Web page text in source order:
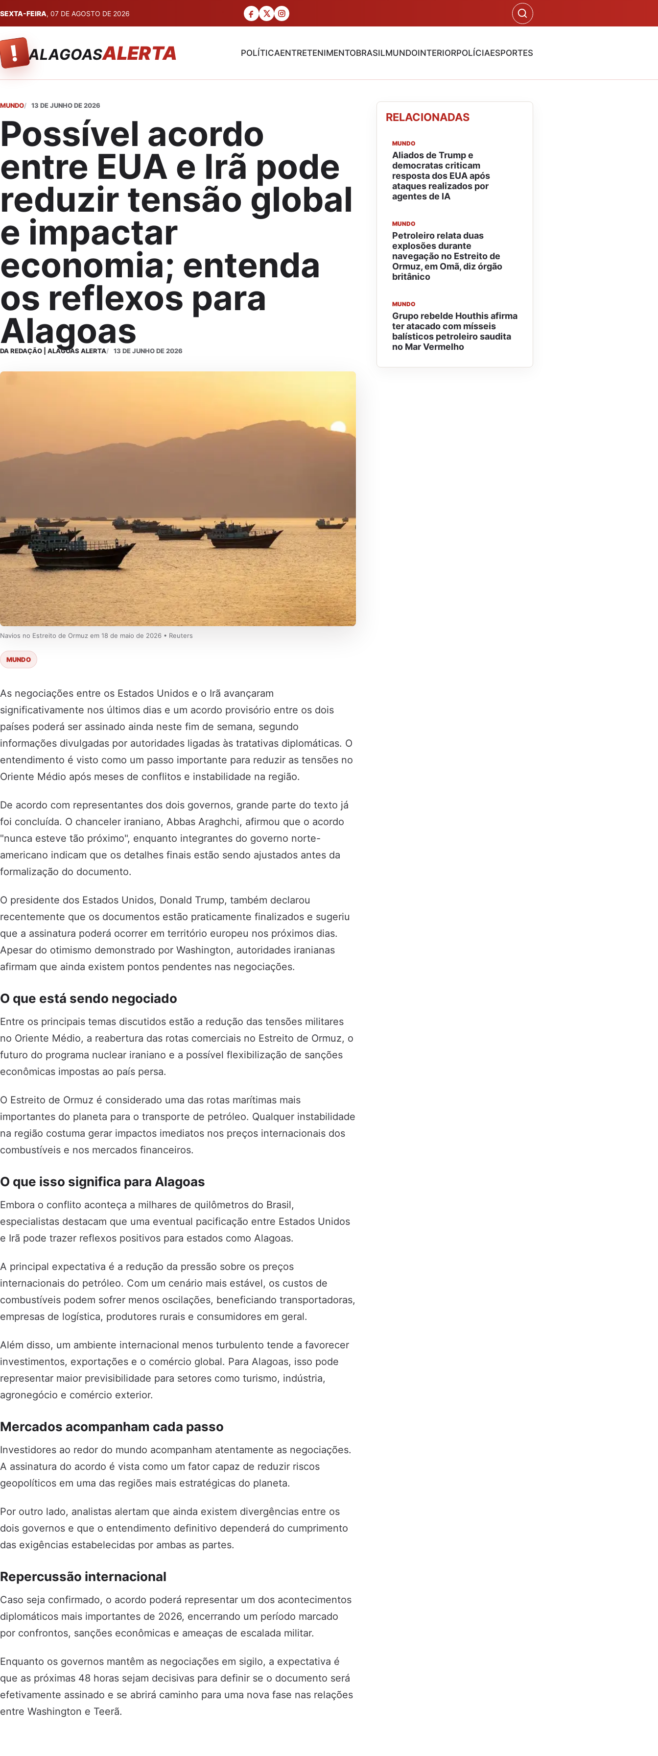
SEXTA-FEIRA, 07 DE AGOSTO DE 2026
! ALAGOASALERTA POLÍTICAENTRETENIMENTOBRASILMUNDOINTERIORPOLÍCIAESPORTES
MUNDO 13 DE JUNHO DE 2026
Possível acordo
entre EUA e Irã pode
reduzir tensão global
e impactar
economia; entenda
os reflexos para
Alagoas
DA REDAÇÃO | ALAGOAS ALERTA 13 DE JUNHO DE 2026
Navios no Estreito de Ormuz em 18 de maio de 2026 • Reuters
MUNDO
As negociações entre os Estados Unidos e o Irã avançaram
significativamente nos últimos dias e um acordo provisório entre os dois
países poderá ser assinado ainda neste fim de semana, segundo
informações divulgadas por autoridades ligadas às tratativas diplomáticas. O
entendimento é visto como um passo importante para reduzir as tensões no
Oriente Médio após meses de conflitos e instabilidade na região.
De acordo com representantes dos dois governos, grande parte do texto já
foi concluída. O chanceler iraniano, Abbas Araghchi, afirmou que o acordo
"nunca esteve tão próximo", enquanto integrantes do governo norte-
americano indicam que os detalhes finais estão sendo ajustados antes da
formalização do documento.
O presidente dos Estados Unidos, Donald Trump, também declarou
recentemente que os documentos estão praticamente finalizados e sugeriu
que a assinatura poderá ocorrer em território europeu nos próximos dias.
Apesar do otimismo demonstrado por Washington, autoridades iranianas
afirmam que ainda existem pontos pendentes nas negociações.
O que está sendo negociado
Entre os principais temas discutidos estão a redução das tensões militares
no Oriente Médio, a reabertura das rotas comerciais no Estreito de Ormuz, o
futuro do programa nuclear iraniano e a possível flexibilização de sanções
econômicas impostas ao país persa.
O Estreito de Ormuz é considerado uma das rotas marítimas mais
importantes do planeta para o transporte de petróleo. Qualquer instabilidade
na região costuma gerar impactos imediatos nos preços internacionais dos
combustíveis e nos mercados financeiros.
O que isso significa para Alagoas
Embora o conflito aconteça a milhares de quilômetros do Brasil,
especialistas destacam que uma eventual pacificação entre Estados Unidos
e Irã pode trazer reflexos positivos para estados como Alagoas.
A principal expectativa é a redução da pressão sobre os preços
internacionais do petróleo. Com um cenário mais estável, os custos de
combustíveis podem sofrer menos oscilações, beneficiando transportadoras,
empresas de logística, produtores rurais e consumidores em geral.
Além disso, um ambiente internacional menos turbulento tende a favorecer
investimentos, exportações e o comércio global. Para Alagoas, isso pode
representar maior previsibilidade para setores como turismo, indústria,
agronegócio e comércio exterior.
Mercados acompanham cada passo
Investidores ao redor do mundo acompanham atentamente as negociações.
A assinatura do acordo é vista como um fator capaz de reduzir riscos
geopolíticos em uma das regiões mais estratégicas do planeta.
Por outro lado, analistas alertam que ainda existem divergências entre os
dois governos e que o entendimento definitivo dependerá do cumprimento
das exigências estabelecidas por ambas as partes.
Repercussão internacional
Caso seja confirmado, o acordo poderá representar um dos acontecimentos
diplomáticos mais importantes de 2026, encerrando um período marcado
por confrontos, sanções econômicas e ameaças de escalada militar.
Enquanto os governos mantêm as negociações em sigilo, a expectativa é
que as próximas 48 horas sejam decisivas para definir se o documento será
efetivamente assinado e se abrirá caminho para uma nova fase nas relações
entre Washington e Teerã.
RELACIONADAS
MUNDO
Aliados de Trump e
democratas criticam
resposta dos EUA após
ataques realizados por
agentes de IA
MUNDO
Petroleiro relata duas
explosões durante
navegação no Estreito de
Ormuz, em Omã, diz órgão
britânico
MUNDO
Grupo rebelde Houthis afirma
ter atacado com mísseis
balísticos petroleiro saudita
no Mar Vermelho